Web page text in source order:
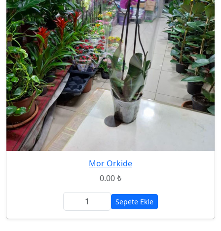
Mor Orkide
0.00 ₺
Sepete Ekle